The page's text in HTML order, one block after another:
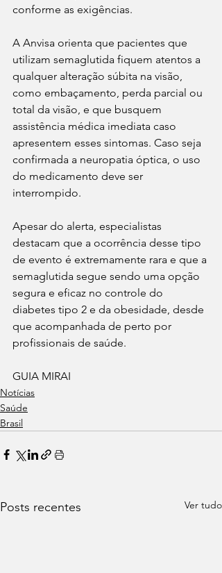
conforme as exigências.
A Anvisa orienta que pacientes que
utilizam semaglutida fiquem atentos a
qualquer alteração súbita na visão,
como embaçamento, perda parcial ou
total da visão, e que busquem
assistência médica imediata caso
apresentem esses sintomas. Caso seja
confirmada a neuropatia óptica, o uso
do medicamento deve ser
interrompido.
Apesar do alerta, especialistas
destacam que a ocorrência desse tipo
de evento é extremamente rara e que a
semaglutida segue sendo uma opção
segura e eficaz no controle do
diabetes tipo 2 e da obesidade, desde
que acompanhada de perto por
profissionais de saúde.
GUIA MIRAI
Notícias
Saúde
Brasil
Posts recentes Ver tudo